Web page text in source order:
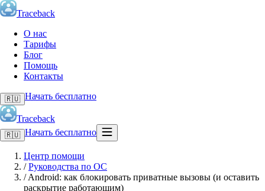
Traceback
О нас
Тарифы
Блог
Помощь
Контакты
🇷🇺 Начать бесплатно
Traceback
🇷🇺 Начать бесплатно
Центр помощи
/Руководства по ОС
/Android: как блокировать приватные вызовы (и оставить
раскрытие работающим)